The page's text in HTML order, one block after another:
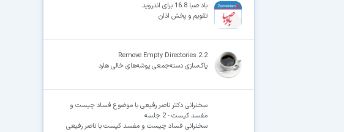
باد صبا 16.8 برای اندروید
تقویم و پخش اذان
Remove Empty Directories 2.2
پاک‌سازی دسته‌جمعی پوشه‌های خالی هارد
سخنرانی دکتر ناصر رفیعی با موضوع فساد چیست و
مفسد کیست - 2 جلسه
سخنرانی فساد چیست و مفسد کیست با ناصر رفیعی